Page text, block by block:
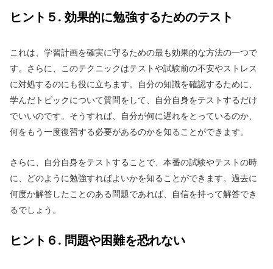
ヒント５. 効果的に勉強するためのテスト
これは、学習計画を確実に守るための最も効果的な方法の一つで
す。さらに、このテクニックはテストや試験前の不安やストレス
に対処するのにも役に立ちます。自分の知識を確認するために、
学んだトピックについて質問をして、自分自身をテストするだけ
でいいのです。そうすれば、自分が何に遅れをとっているのか、
何をもう一度復習する必要があるのかを知ることができます。
さらに、自分自身をテストすることで、本番の試験やテストの時
に、どのように勉強すればよいかを知ることができます。過去に
何度か解答したことのある問題であれば、自信を持って解答でき
るでしょう。
ヒント６. 問題や困難を恐れない